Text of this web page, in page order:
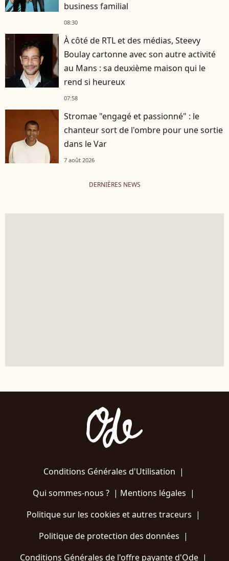
business familial
08:30
À côté de RTL et des médias, Steevy
Boulay cartonne avec son autre activité
au Mans : sa deuxième maison qui le
rend si heureux
07:58
Stromae "engagé et passionné" : le
chanteur sort de l'ombre pour une sortie
dans le Var
7 août 2026
DERNIÈRES NEWS
Conditions Générales d'Utilisation |
Qui sommes-nous ?| Mentions légales |
Politique sur les cookies et autres traceurs |
Politique de protection des données |
Conditions Générales de l'offre payante d'Ode |